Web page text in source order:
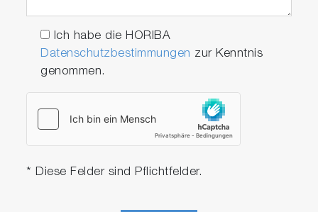
Ich habe die HORIBA
Datenschutzbestimmungen zur Kenntnis
genommen.
* Diese Felder sind Pflichtfelder.